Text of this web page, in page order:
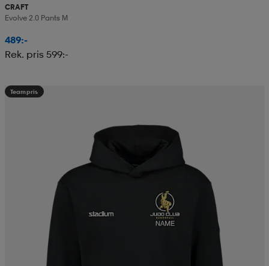
CRAFT
Evolve 2.0 Pants M
489:-
Rek. pris 599:-
Teampris